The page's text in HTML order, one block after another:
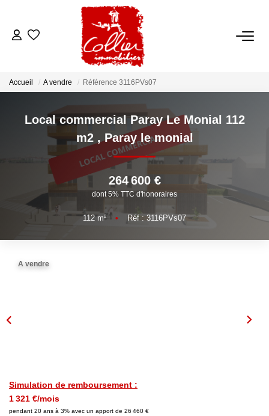
ACCUEIL
A Vendre
A Louer
NOS SERVICES
Transaction
Nos Témoignages
Accueil A vendre Référence 3116PVs07
Local commercial Paray Le Monial 112
m2 ,Paray le monial
264 600 €
dont 5% TTC d'honoraires
112m² • Réf : 3116PVs07
A vendre
Simulation de remboursement :
1 321 €/mois
pendant 20 ans à 3% avec un apport de 26 460 €